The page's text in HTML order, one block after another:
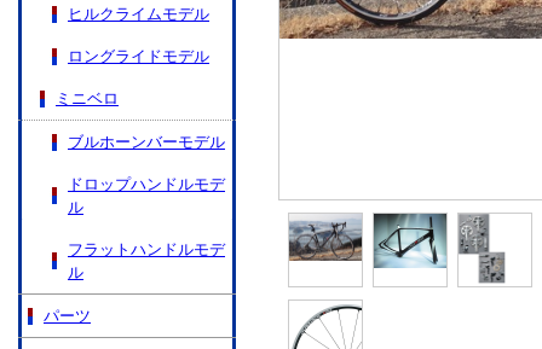
ヒルクライムモデル
ロングライドモデル
ミニベロ
ブルホーンバーモデル
ドロップハンドルモデ
ル
フラットハンドルモデ
ル
パーツ